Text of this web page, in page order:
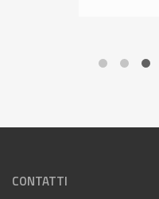
CONTATTI